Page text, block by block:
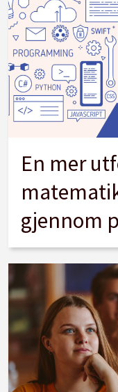
En mer
gjennom